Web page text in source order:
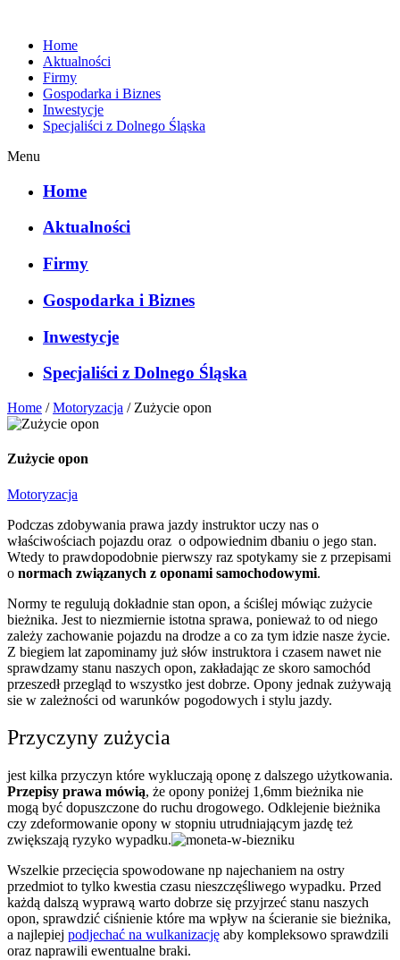
Home
Aktualności
Firmy
Gospodarka i Biznes
Inwestycje
Specjaliści z Dolnego Śląska
Menu
Home
Aktualności
Firmy
Gospodarka i Biznes
Inwestycje
Specjaliści z Dolnego Śląska
Home /Motoryzacja / Zużycie opon
Zużycie opon
Motoryzacja
Podczas zdobywania prawa jazdy instruktor uczy nas o
właściwościach pojazdu oraz o odpowiednim dbaniu o jego stan.
Wtedy to prawdopodobnie pierwszy raz spotykamy sie z przepisami
o normach związanych z oponami samochodowymi.
Normy te regulują dokładnie stan opon, a ściślej mówiąc zużycie
bieżnika. Jest to niezmiernie istotna sprawa, ponieważ to od niego
zależy zachowanie pojazdu na drodze a co za tym idzie nasze życie.
Z biegiem lat zapominamy już słów instruktora i czasem nawet nie
sprawdzamy stanu naszych opon, zakładając ze skoro samochód
przeszedł przegląd to wszystko jest dobrze. Opony jednak zużywają
sie w zależności od warunków pogodowych i stylu jazdy.
Przyczyny zużycia
jest kilka przyczyn które wykluczają oponę z dalszego użytkowania.
Przepisy prawa mówią, że opony poniżej 1,6mm bieżnika nie
mogą być dopuszczone do ruchu drogowego. Odklejenie bieżnika
czy zdeformowanie opony w stopniu utrudniającym jazdę też
zwiększają ryzyko wypadku.
Wszelkie przecięcia spowodowane np najechaniem na ostry
przedmiot to tylko kwestia czasu nieszczęśliwego wypadku. Przed
każdą dalszą wyprawą warto dobrze się przyjrzeć stanu naszych
opon, sprawdzić ciśnienie które ma wpływ na ścieranie sie bieżnika,
a najlepiej podjechać na wulkanizację aby kompleksowo sprawdzili
oraz naprawili ewentualne braki.